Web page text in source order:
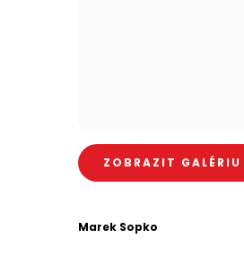
ZOBRAZIT GALÉRIU
Marek Sopko